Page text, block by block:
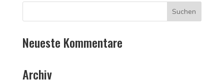
Neueste Kommentare
Archiv